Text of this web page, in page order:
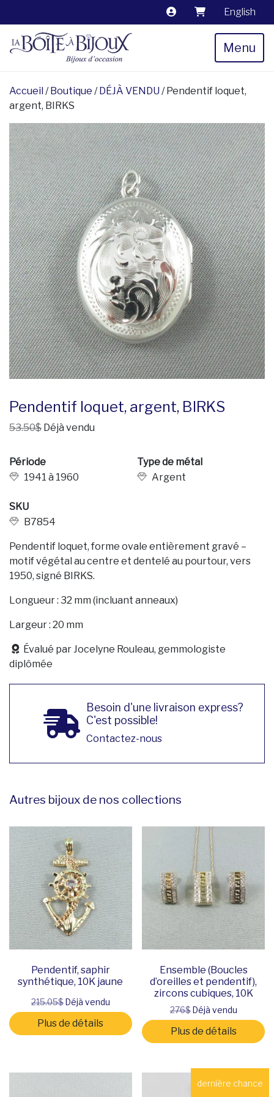
English
Menu
Accueil /Boutique /DÉJÀ VENDU / Pendentif loquet,
argent, BIRKS
Pendentif loquet, argent, BIRKS
53.50$ Déjà vendu
Période
1941 à 1960
Type de métal
Argent
SKU
B7854
Pendentif loquet, forme ovale entièrement gravé –
motif végétal au centre et dentelé au pourtour, vers
1950, signé BIRKS.
Longueur : 32 mm (incluant anneaux)
Largeur : 20 mm
Évalué par Jocelyne Rouleau, gemmologiste
diplômée
Besoin d'une livraison express?
C'est possible!
Contactez-nous
Autres bijoux de nos collections
Pendentif, saphir
synthétique, 10K jaune
215.05$Déjà vendu
Plus de détails
Ensemble (Boucles
d’oreilles et pendentif),
zircons cubiques, 10K
276$Déjà vendu
Plus de détails
dernière chance